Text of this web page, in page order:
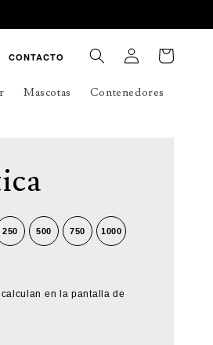
Mascotas Contenedores
CONTACTO
sesión
Carrito
250 500 750 1000
en la pantalla de